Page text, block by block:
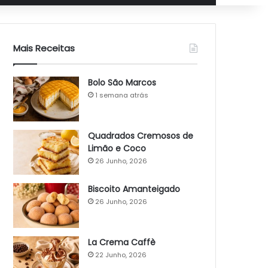
Mais Receitas
Bolo São Marcos
1 semana atrás
Quadrados Cremosos de
Limão e Coco
26 Junho, 2026
Biscoito Amanteigado
26 Junho, 2026
La Crema Caffè
22 Junho, 2026